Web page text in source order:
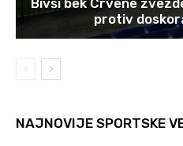
Bivši bek Crvene
protiv
NAJNOVIJE SPORTSKE